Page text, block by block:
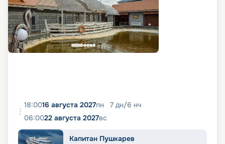
18:0016 августа 2027пн 7 дн/6 нч
06:0022 августа 2027вс
Капитан Пушкарев